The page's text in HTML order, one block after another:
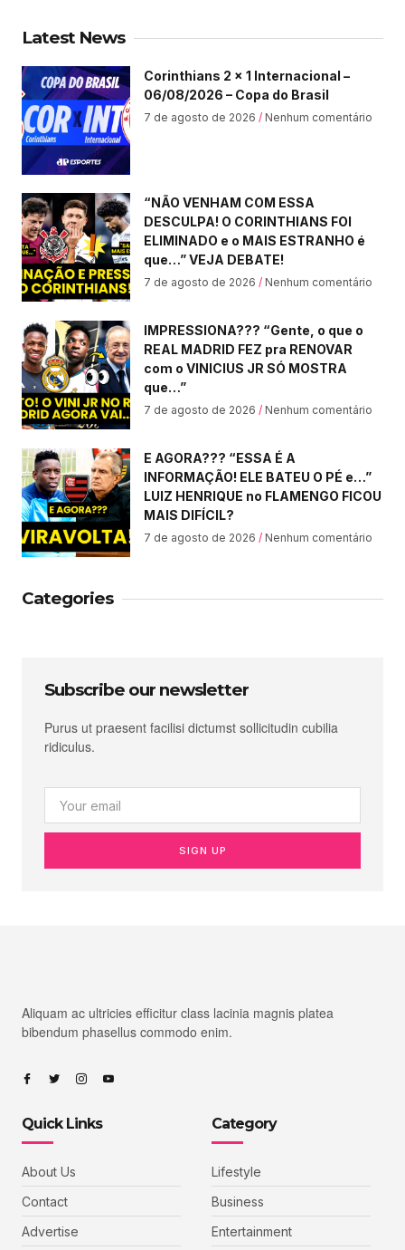
Latest News
Corinthians 2 x 1 Internacional –
06/08/2026 – Copa do Brasil
7 de agosto de 2026 Nenhum comentário
“NÃO VENHAM COM ESSA
DESCULPA! O CORINTHIANS FOI
ELIMINADO e o MAIS ESTRANHO é
que…” VEJA DEBATE!
7 de agosto de 2026 Nenhum comentário
IMPRESSIONA??? “Gente, o que o
REAL MADRID FEZ pra RENOVAR
com o VINICIUS JR SÓ MOSTRA
que…”
7 de agosto de 2026 Nenhum comentário
E AGORA??? “ESSA É A
INFORMAÇÃO! ELE BATEU O PÉ e…”
LUIZ HENRIQUE no FLAMENGO FICOU
MAIS DIFÍCIL?
7 de agosto de 2026 Nenhum comentário
Categories
Subscribe our newsletter
Purus ut praesent facilisi dictumst sollicitudin cubilia
ridiculus.
SIGN UP
Aliquam ac ultricies efficitur class lacinia magnis platea
bibendum phasellus commodo enim.
Quick Links
About Us
Contact
Advertise
Category
Lifestyle
Business
Entertainment